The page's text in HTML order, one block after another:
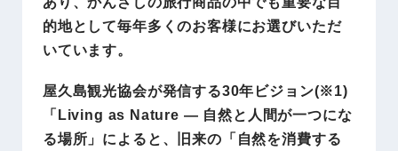
的地として毎年多くのお客様にお選びいただ
いています。
屋久島観光協会が発信する30年ビジョン(※1)
「Living as Nature ― 自然と人間が一つにな
る場所」によると、旧来の「自然を消費する